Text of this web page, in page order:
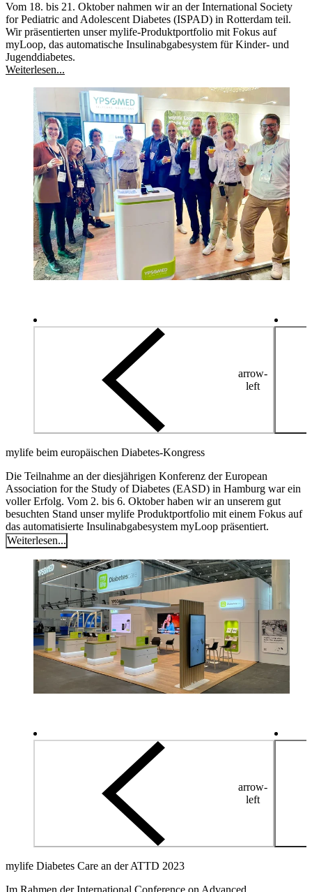
Vom 18. bis 21. Oktober nahmen wir an der International Society
for Pediatric and Adolescent Diabetes (ISPAD) in Rotterdam teil.
Wir präsentierten unser mylife-Produktportfolio mit Fokus auf
myLoop, das automatische Insulinabgabesystem für Kinder- und
Jugenddiabetes.
Weiterlesen...
arrow-
left
mylife beim europäischen Diabetes-Kongress
Die Teilnahme an der diesjährigen Konferenz der European
Association for the Study of Diabetes (EASD) in Hamburg war ein
voller Erfolg. Vom 2. bis 6. Oktober haben wir an unserem gut
besuchten Stand unser mylife Produktportfolio mit einem Fokus auf
das automatisierte Insulinabgabesystem myLoop präsentiert.
Weiterlesen...
arrow-
left
mylife Diabetes Care an der ATTD 2023
Im Rahmen der International Conference on Advanced